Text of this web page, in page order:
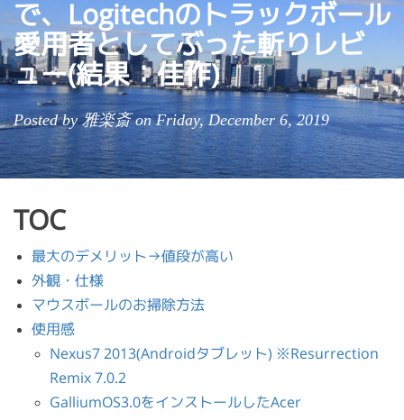
で、Logitechのトラックボール
愛用者としてぶった斬りレビ
ュー(結果：佳作)
Posted by 雅楽斎 on Friday, December 6, 2019
TOC
最大のデメリット→値段が高い
外観・仕様
マウスボールのお掃除方法
使用感
Nexus7 2013(Androidタブレット) ※Resurrection
Remix 7.0.2
GalliumOS3.0をインストールしたAcer